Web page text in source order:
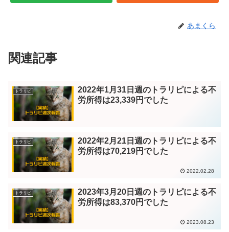
あまくら
関連記事
トラリピ
2022年1月31日週のトラリピによる不
労所得は23,339円でした
トラリピ
2022年2月21日週のトラリピによる不
労所得は70,219円でした
2022.02.28
トラリピ
2023年3月20日週のトラリピによる不
労所得は83,370円でした
2023.08.23